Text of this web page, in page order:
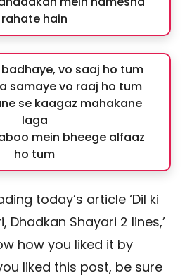
rahate hain
vo saaj ho tum
samaye vo raaj ho tum
se kaagaz mahakane
laga
mein bheege alfaaz
ho tum
today’s article ‘Dil ki
Dhadkan Shayari 2 lines,’
how you liked it by
liked this post, be sure